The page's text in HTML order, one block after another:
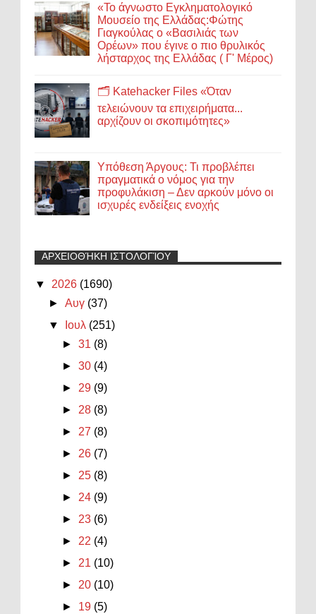
«Το άγνωστο Εγκληματολογικό
Μουσείο της Ελλάδας:Φώτης
Γιαγκούλας ο «Βασιλιάς των
Ορέων» που έγινε ο πιο θρυλικός
λήσταρχος της Ελλάδας ( Γ' Μέρος)
🗂️ Katehacker Files «Όταν
τελειώνουν τα επιχειρήματα...
αρχίζουν οι σκοπιμότητες»
Υπόθεση Άργους: Τι προβλέπει
πραγματικά ο νόμος για την
προφυλάκιση – Δεν αρκούν μόνο οι
ισχυρές ενδείξεις ενοχής
ΑΡΧΕΙΟΘΉΚΗ ΙΣΤΟΛΟΓΊΟΥ
▼ 2026 (1690)
►Αυγ (37)
▼
Ιουλ (251)
►31 (8)
►30 (4)
► 29 (9)
► 28 (8)
► 27 (8)
► 26 (7)
► 25 (8)
► 24 (9)
► 23 (6)
► 22 (4)
► 21 (10)
► 20 (10)
► 19 (5)